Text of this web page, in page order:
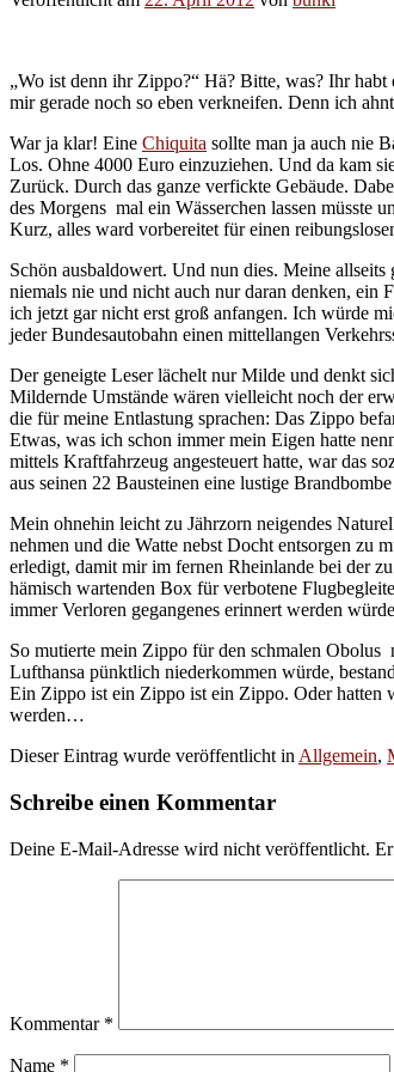
„Wo ist denn ihr Zippo?“ Hä? Bitte, was? Ihr
mir gerade noch so eben verkneifen. Denn ich
War ja klar! Eine Chiquita sollte man ja auch nie
Los. Ohne 4000 Euro einzuziehen. Und da kam
Zurück. Durch das ganze verfickte Gebäude.
des Morgens mal ein Wässerchen lassen müsste
Kurz, alles ward vorbereitet für einen
Schön ausbaldowert. Und nun dies. Meine
niemals nie und nicht auch nur daran denken, ein
ich jetzt gar nicht erst groß anfangen. Ich würde
jeder Bundesautobahn einen mittellangen
Der geneigte Leser lächelt nur Milde und denkt
Mildernde Umstände wären vielleicht noch der
die für meine Entlastung sprachen: Das Zippo
Etwas, was ich schon immer mein Eigen hatte
mittels Kraftfahrzeug angesteuert hatte, war das
aus seinen 22 Bausteinen eine lustige
Mein ohnehin leicht zu Jährzorn neigendes
nehmen und die Watte nebst Docht entsorgen zu
erledigt, damit mir im fernen Rheinlande bei der
hämisch wartenden Box für verbotene
immer Verloren gegangenes erinnert werden
So mutierte mein Zippo für den schmalen
Lufthansa pünktlich niederkommen würde,
Ein Zippo ist ein Zippo ist ein Zippo. Oder hatten
werden…
Dieser Eintrag wurde veröffentlicht inAllgemein,
Schreibe einen Kommentar
Deine E-Mail-Adresse wird nicht veröffentlicht.
Kommentar *
Name *